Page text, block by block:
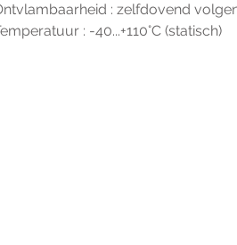
: zelfdovend
: -40...+110°C (statisch)